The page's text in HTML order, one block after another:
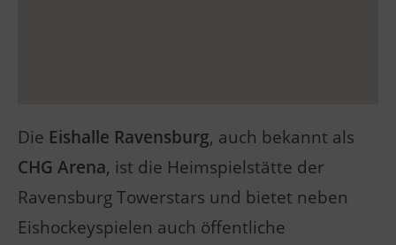
Die Eishalle Ravensburg, auch bekannt als
CHG Arena, ist die Heimspielstätte der
Ravensburg Towerstars und bietet neben
Eishockeyspielen auch öffentliche